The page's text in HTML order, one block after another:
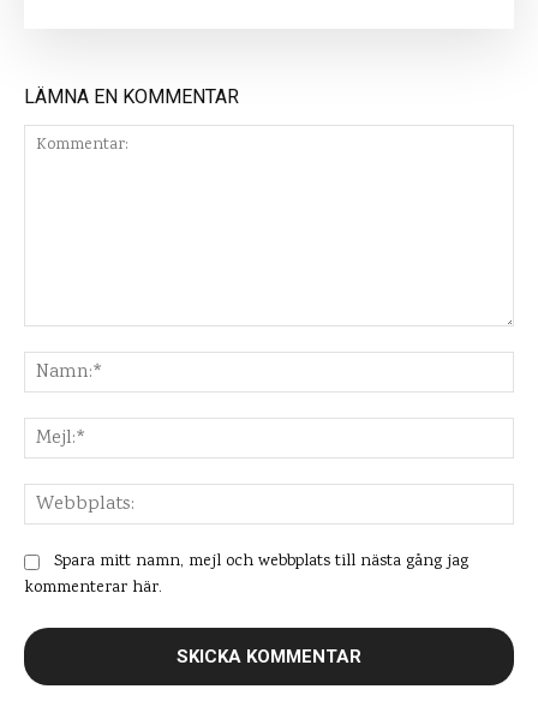
LÄMNA EN KOMMENTAR
Spara mitt namn, mejl och webbplats till nästa gång jag
kommenterar här.